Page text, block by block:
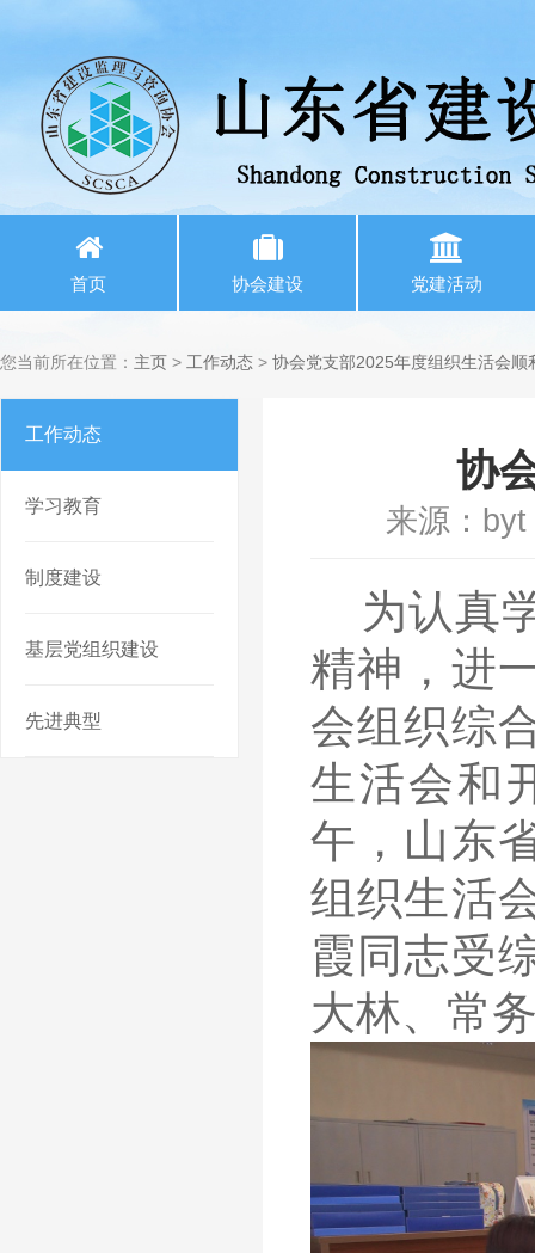
首页 协会建设 党建活动
您当前所在位置： 主页 > 工作动态 > 协会党支部2025年度组织生活会顺
工作动态
学习教育
制度建设
基层党组织建设
先进典型
协
来源：byt
为认真
精神，进
会组织综
生活会和
午，山东
组织生活
霞同志受
大林、常